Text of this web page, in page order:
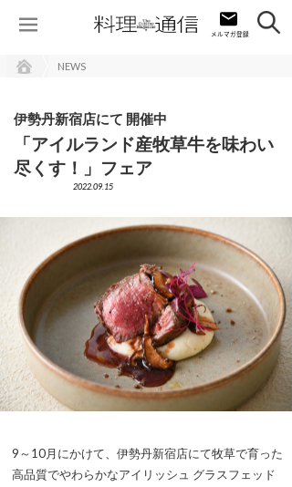
NEWS
伊勢丹新宿店にて 開催中
「アイルランド産牧草牛を味わい
尽くす！」フェア
2022.09.15
9～10月にかけて、伊勢丹新宿店にて牧草で育った
高品質でやわらかなアイリッシュ グラスフェッド